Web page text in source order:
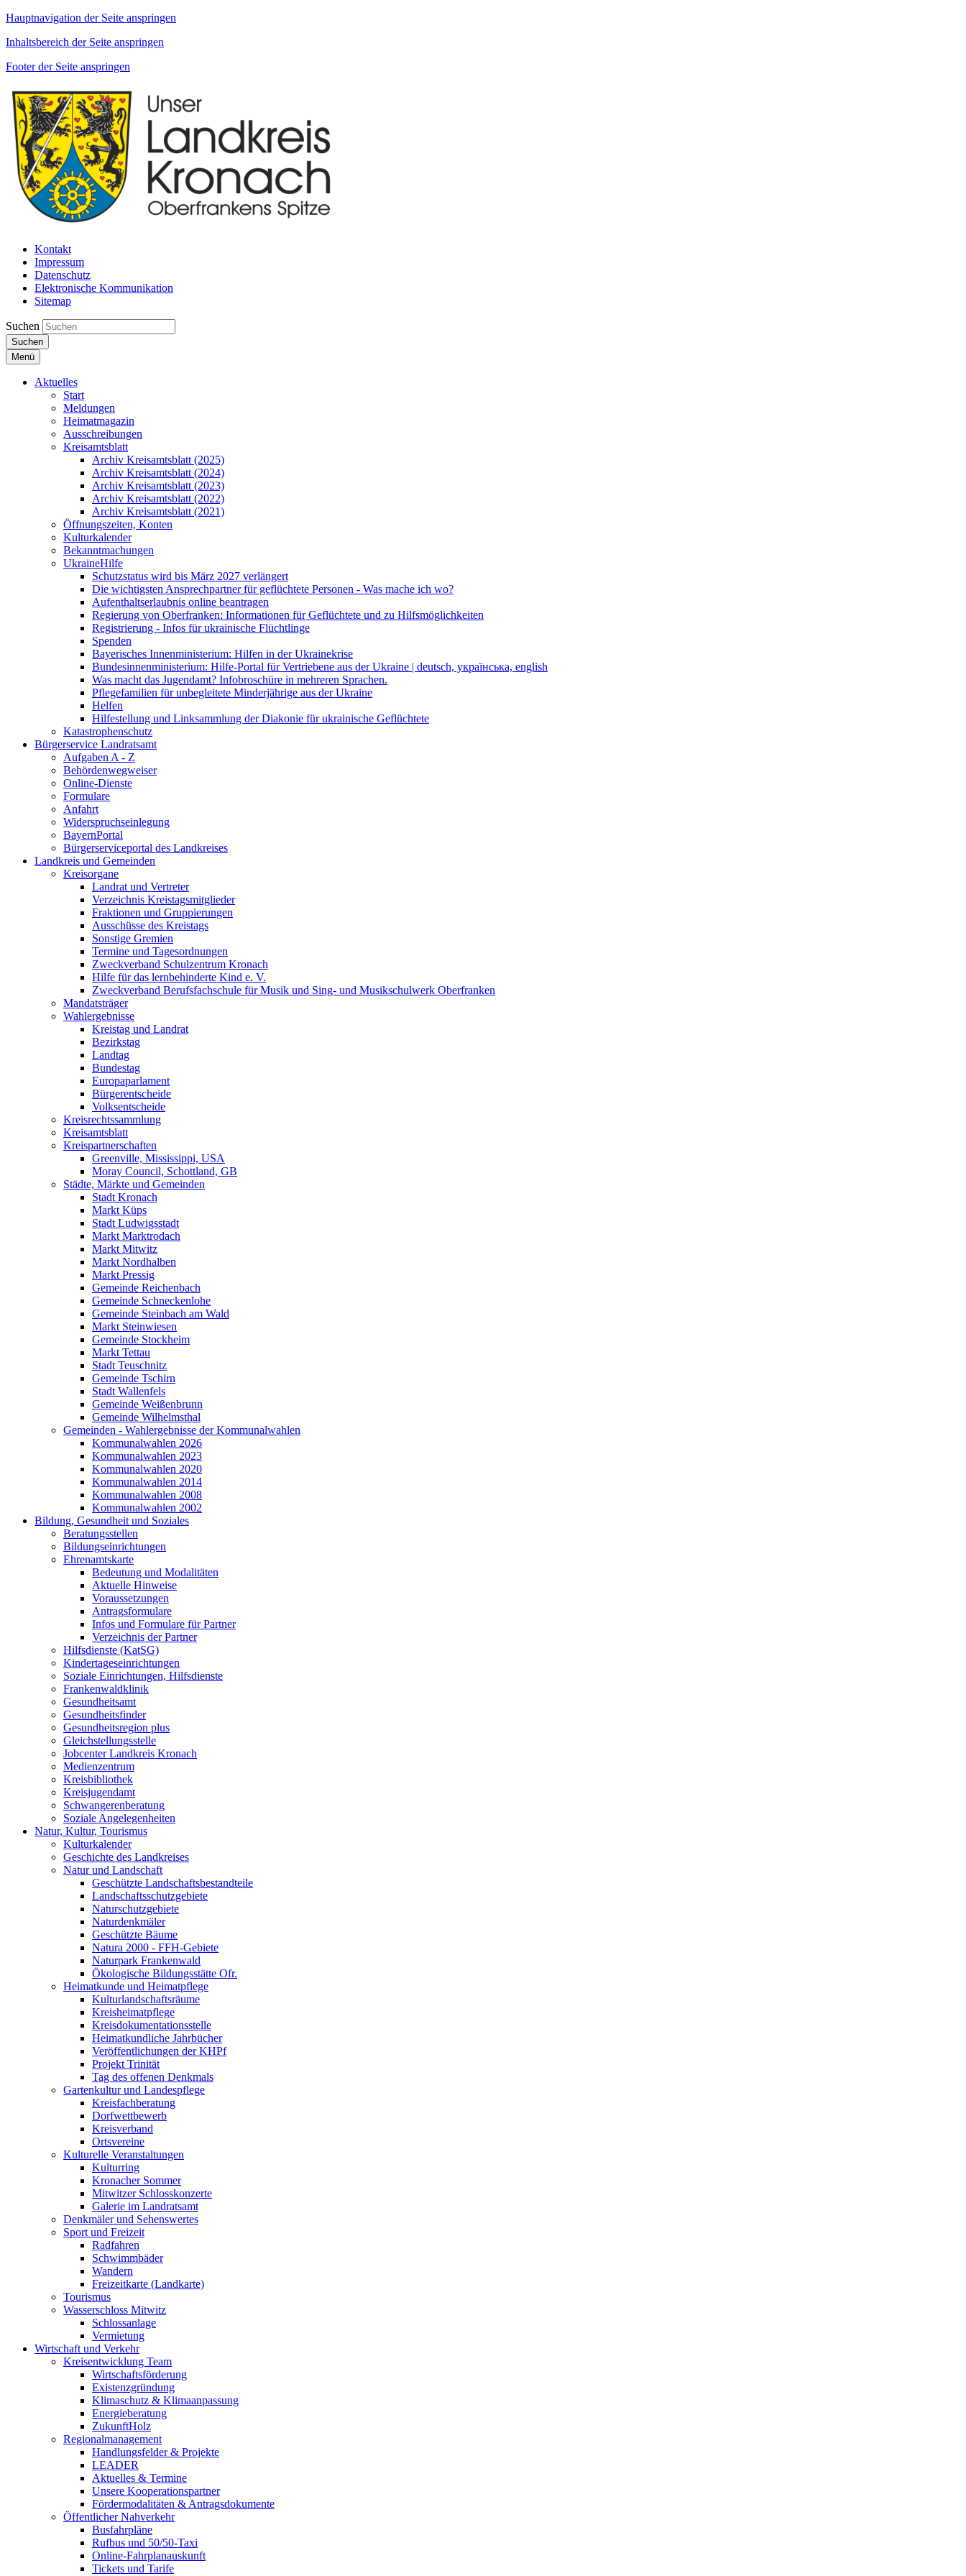
Hauptnavigation der Seite anspringen
Inhaltsbereich der Seite anspringen
Footer der Seite anspringen
Kontakt
Impressum
Datenschutz
Elektronische Kommunikation
Sitemap
Suchen
Suchen
Menü
Aktuelles
Start
Meldungen
Heimatmagazin
Ausschreibungen
Kreisamtsblatt
Archiv Kreisamtsblatt (2025)
Archiv Kreisamtsblatt (2024)
Archiv Kreisamtsblatt (2023)
Archiv Kreisamtsblatt (2022)
Archiv Kreisamtsblatt (2021)
Öffnungszeiten, Konten
Kulturkalender
Bekanntmachungen
UkraineHilfe
Schutzstatus wird bis März 2027 verlängert
Die wichtigsten Ansprechpartner für geflüchtete Personen - Was mache ich wo?
Aufenthaltserlaubnis online beantragen
Regierung von Oberfranken: Informationen für Geflüchtete und zu Hilfsmöglichkeiten
Registrierung - Infos für ukrainische Flüchtlinge
Spenden
Bayerisches Innenministerium: Hilfen in der Ukrainekrise
Bundesinnenministerium: Hilfe-Portal für Vertriebene aus der Ukraine | deutsch, українська, english
Was macht das Jugendamt? Infobroschüre in mehreren Sprachen.
Pflegefamilien für unbegleitete Minderjährige aus der Ukraine
Helfen
Hilfestellung und Linksammlung der Diakonie für ukrainische Geflüchtete
Katastrophenschutz
Bürgerservice Landratsamt
Aufgaben A - Z
Behördenwegweiser
Online-Dienste
Formulare
Anfahrt
Widerspruchseinlegung
BayernPortal
Bürgerserviceportal des Landkreises
Landkreis und Gemeinden
Kreisorgane
Landrat und Vertreter
Verzeichnis Kreistagsmitglieder
Fraktionen und Gruppierungen
Ausschüsse des Kreistags
Sonstige Gremien
Termine und Tagesordnungen
Zweckverband Schulzentrum Kronach
Hilfe für das lernbehinderte Kind e. V.
Zweckverband Berufsfachschule für Musik und Sing- und Musikschulwerk Oberfranken
Mandatsträger
Wahlergebnisse
Kreistag und Landrat
Bezirkstag
Landtag
Bundestag
Europaparlament
Bürgerentscheide
Volksentscheide
Kreisrechtssammlung
Kreisamtsblatt
Kreispartnerschaften
Greenville, Mississippi, USA
Moray Council, Schottland, GB
Städte, Märkte und Gemeinden
Stadt Kronach
Markt Küps
Stadt Ludwigsstadt
Markt Marktrodach
Markt Mitwitz
Markt Nordhalben
Markt Pressig
Gemeinde Reichenbach
Gemeinde Schneckenlohe
Gemeinde Steinbach am Wald
Markt Steinwiesen
Gemeinde Stockheim
Markt Tettau
Stadt Teuschnitz
Gemeinde Tschirn
Stadt Wallenfels
Gemeinde Weißenbrunn
Gemeinde Wilhelmsthal
Gemeinden - Wahlergebnisse der Kommunalwahlen
Kommunalwahlen 2026
Kommunalwahlen 2023
Kommunalwahlen 2020
Kommunalwahlen 2014
Kommunalwahlen 2008
Kommunalwahlen 2002
Bildung, Gesundheit und Soziales
Beratungsstellen
Bildungseinrichtungen
Ehrenamtskarte
Bedeutung und Modalitäten
Aktuelle Hinweise
Voraussetzungen
Antragsformulare
Infos und Formulare für Partner
Verzeichnis der Partner
Hilfsdienste (KatSG)
Kindertageseinrichtungen
Soziale Einrichtungen, Hilfsdienste
Frankenwaldklinik
Gesundheitsamt
Gesundheitsfinder
Gesundheitsregion plus
Gleichstellungsstelle
Jobcenter Landkreis Kronach
Medienzentrum
Kreisbibliothek
Kreisjugendamt
Schwangerenberatung
Soziale Angelegenheiten
Natur, Kultur, Tourismus
Kulturkalender
Geschichte des Landkreises
Natur und Landschaft
Geschützte Landschaftsbestandteile
Landschaftsschutzgebiete
Naturschutzgebiete
Naturdenkmäler
Geschützte Bäume
Natura 2000 - FFH-Gebiete
Naturpark Frankenwald
Ökologische Bildungsstätte Ofr.
Heimatkunde und Heimatpflege
Kulturlandschaftsräume
Kreisheimatpflege
Kreisdokumentationsstelle
Heimatkundliche Jahrbücher
Veröffentlichungen der KHPf
Projekt Trinität
Tag des offenen Denkmals
Gartenkultur und Landespflege
Kreisfachberatung
Dorfwettbewerb
Kreisverband
Ortsvereine
Kulturelle Veranstaltungen
Kulturring
Kronacher Sommer
Mitwitzer Schlosskonzerte
Galerie im Landratsamt
Denkmäler und Sehenswertes
Sport und Freizeit
Radfahren
Schwimmbäder
Wandern
Freizeitkarte (Landkarte)
Tourismus
Wasserschloss Mitwitz
Schlossanlage
Vermietung
Wirtschaft und Verkehr
Kreisentwicklung Team
Wirtschaftsförderung
Existenzgründung
Klimaschutz & Klimaanpassung
Energieberatung
ZukunftHolz
Regionalmanagement
Handlungsfelder & Projekte
LEADER
Aktuelles & Termine
Unsere Kooperationspartner
Fördermodalitäten & Antragsdokumente
Öffentlicher Nahverkehr
Busfahrpläne
Rufbus und 50/50-Taxi
Online-Fahrplanauskunft
Tickets und Tarife